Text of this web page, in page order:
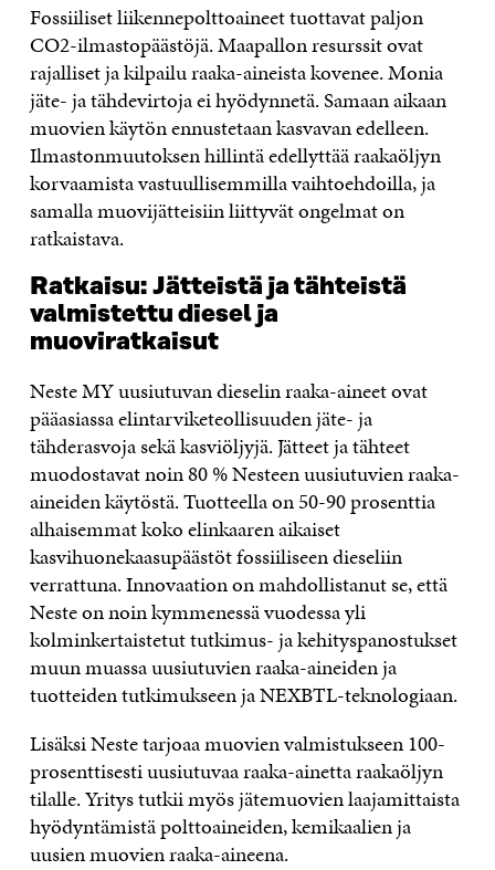
Fossiiliset liikennepolttoaineet tuottavat paljon
CO2-ilmastopäästöjä. Maapallon resurssit ovat
rajalliset ja kilpailu raaka-aineista kovenee. Monia
jäte- ja tähdevirtoja ei hyödynnetä. Samaan aikaan
muovien käytön ennustetaan kasvavan edelleen.
Ilmastonmuutoksen hillintä edellyttää raakaöljyn
korvaamista vastuullisemmilla vaihtoehdoilla, ja
samalla muovijätteisiin liittyvät ongelmat on
ratkaistava.
Ratkaisu: Jätteistä ja tähteistä
valmistettu diesel ja
muoviratkaisut
Neste MY uusiutuvan dieselin raaka-aineet ovat
pääasiassa elintarviketeollisuuden jäte- ja
tähderasvoja sekä kasviöljyjä. Jätteet ja tähteet
muodostavat noin 80 % Nesteen uusiutuvien raaka-
aineiden käytöstä. Tuotteella on 50-90 prosenttia
alhaisemmat koko elinkaaren aikaiset
kasvihuonekaasupäästöt fossiiliseen dieseliin
verrattuna. Innovaation on mahdollistanut se, että
Neste on noin kymmenessä vuodessa yli
kolminkertaistetut tutkimus- ja kehityspanostukset
muun muassa uusiutuvien raaka-aineiden ja
tuotteiden tutkimukseen ja NEXBTL-teknologiaan.
Lisäksi Neste tarjoaa muovien valmistukseen 100-
prosenttisesti uusiutuvaa raaka-ainetta raakaöljyn
tilalle. Yritys tutkii myös jätemuovien laajamittaista
hyödyntämistä polttoaineiden, kemikaalien ja
uusien muovien raaka-aineena.